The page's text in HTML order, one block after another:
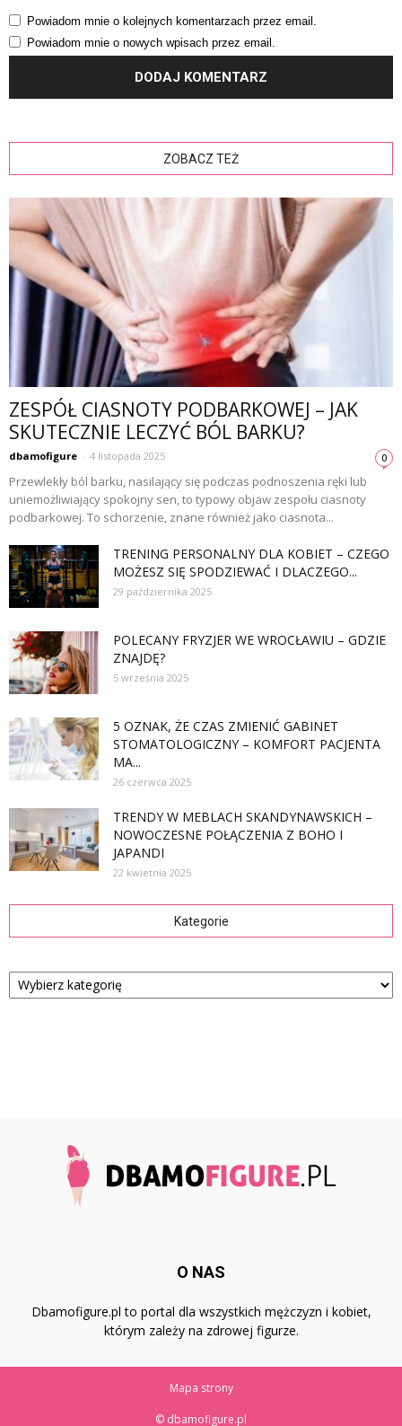
Powiadom mnie o kolejnych komentarzach przez email.
Powiadom mnie o nowych wpisach przez email.
ZOBACZ TEŻ
ZESPÓŁ CIASNOTY PODBARKOWEJ – JAK
SKUTECZNIE LECZYĆ BÓL BARKU?
dbamofigure - 4 listopada 2025 0
Przewlekły ból barku, nasilający się podczas podnoszenia ręki lub
uniemożliwiający spokojny sen, to typowy objaw zespołu ciasnoty
podbarkowej. To schorzenie, znane również jako ciasnota...
TRENING PERSONALNY DLA KOBIET – CZEGO
MOŻESZ SIĘ SPODZIEWAĆ I DLACZEGO...
29 października 2025
POLECANY FRYZJER WE WROCŁAWIU – GDZIE
ZNAJDĘ?
5 września 2025
5 OZNAK, ŻE CZAS ZMIENIĆ GABINET
STOMATOLOGICZNY – KOMFORT PACJENTA
MA...
26 czerwca 2025
TRENDY W MEBLACH SKANDYNAWSKICH –
NOWOCZESNE POŁĄCZENIA Z BOHO I
JAPANDI
22 kwietnia 2025
Kategorie
Kategorie
O NAS
Dbamofigure.pl to portal dla wszystkich mężczyzn i kobiet,
którym zależy na zdrowej figurze.
Mapa strony
© dbamofigure.pl